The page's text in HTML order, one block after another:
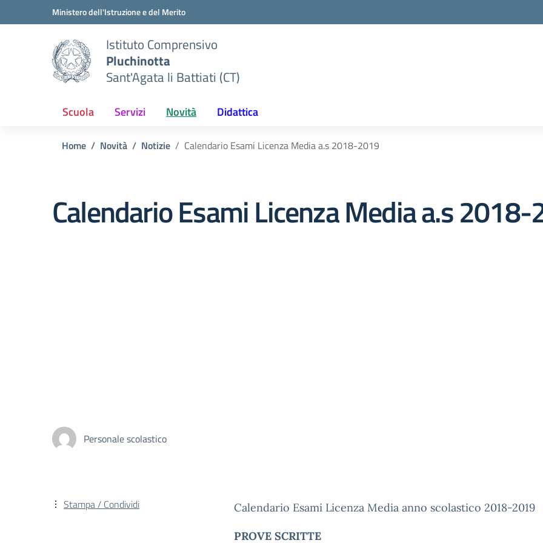
Vai ai contenuti
Vai al menu di navigazioneMinistero dell'Istruzione e del Merito
Istituto Comprensivo
Pluchinotta
Sant'Agata li Battiati (CT)
Scuola Servizi Novità Didattica
Home Novità Notizie Calendario Esami Licenza Media a.s 2018-2019
Calendario Esami Licenza Media a.s
Personale scolastico
Calendario Esami Licenza Media anno scolastico 2018-2019
PROVE SCRITTE
Stampa / Condividi